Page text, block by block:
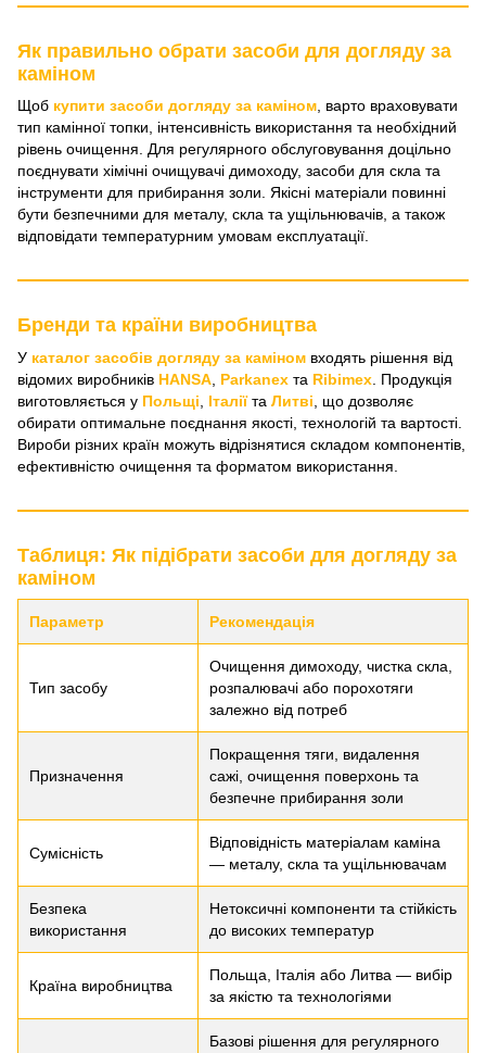
Як правильно обрати засоби для догляду за
каміном
Щоб купити засоби догляду за каміном, варто враховувати
тип камінної топки, інтенсивність використання та необхідний
рівень очищення. Для регулярного обслуговування доцільно
поєднувати хімічні очищувачі димоходу, засоби для скла та
інструменти для прибирання золи. Якісні матеріали повинні
бути безпечними для металу, скла та ущільнювачів, а також
відповідати температурним умовам експлуатації.
Бренди та країни виробництва
У каталог засобів догляду за каміном входять рішення від
відомих виробників HANSA Parkanex та Ribimex . Продукція
виготовляється у Польщі Італіїта Литві , що дозволяє
обирати оптимальне поєднання якості, технологій та вартості.
Вироби різних країн можуть відрізнятися складом компонентів,
ефективністю очищення та форматом використання.
Таблиця: Як підібрати засоби для догляду за
каміном
Параметр Рекомендація
Тип засобу
Очищення димоходу, чистка скла,
розпалювачі або порохотяги
залежно від потреб
Призначення
Покращення тяги, видалення
сажі, очищення поверхонь та
безпечне прибирання золи
Сумісність
Відповідність матеріалам каміна
— металу, скла та ущільнювачам
Безпека
використання
Нетоксичні компоненти та стійкість
до високих температур
Країна виробництва
Польща, Італія або Литва — вибір
за якістю та технологіями
Базові рішення для регулярного